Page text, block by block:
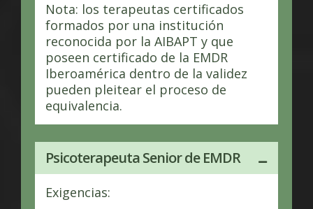
Nota: los terapeutas certificados
formados por una institución
reconocida por la AIBAPT y que
poseen certificado de la EMDR
Iberoamérica dentro de la validez
pueden pleitear el proceso de
equivalencia.
Psicoterapeuta Senior de EMDR
Exigencias: